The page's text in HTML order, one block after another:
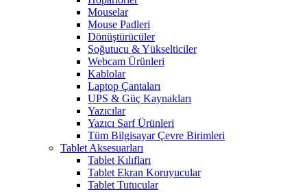
Mouselar
Mouse Padleri
Dönüştürücüler
Soğutucu & Yükselticiler
Webcam Ürünleri
Kablolar
Laptop Çantaları
UPS & Güç Kaynakları
Yazıcılar
Yazıcı Sarf Ürünleri
Tüm Bilgisayar Çevre Birimleri
Tablet Aksesuarları
Tablet Kılıfları
Tablet Ekran Koruyucular
Tablet Tutucular